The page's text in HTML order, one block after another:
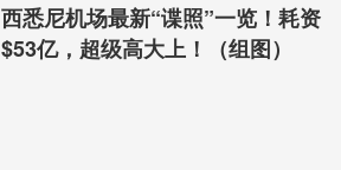
西悉尼机场最新“谍照”一览！耗资
$53亿，超级高大上！（组图）